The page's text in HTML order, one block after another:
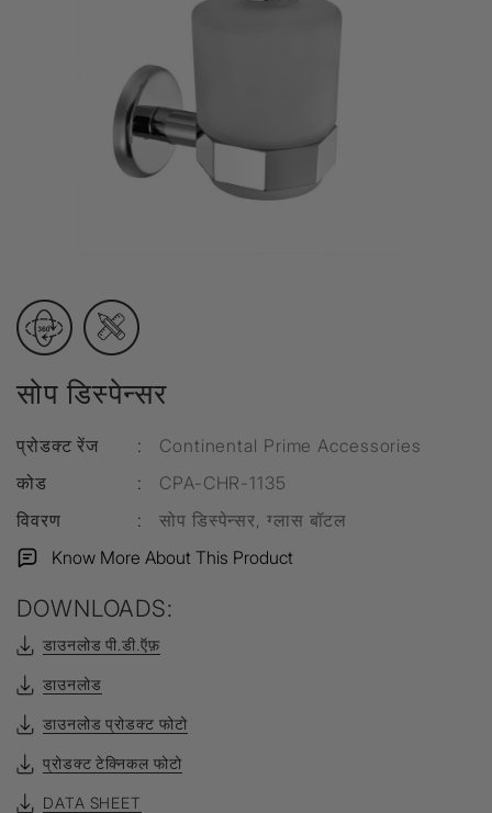
सोप डिस्पेन्सर
प्रोडक्ट रेंज :
Continental Prime Accessories
कोड
:
CPA-CHR-1135
विवरण
:
सोप डिस्पेन्सर, ग्लास बॉटल
Know More About This Product
DOWNLOADS:
डाउनलोड पी.डी.ऍफ़
डाउनलोड
डाउनलोड प्रोडक्ट फोटो
प्रोडक्ट टेक्निकल फोटो
DATA SHEET